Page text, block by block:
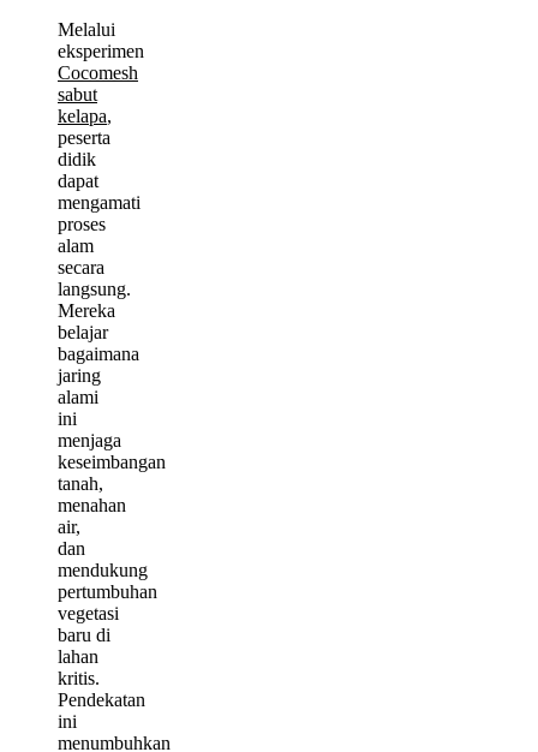
Melalui
eksperimen
Cocomesh
sabut
kelapa,
peserta
didik
dapat
mengamati
proses
alam
secara
langsung.
Mereka
belajar
bagaimana
jaring
alami
ini
menjaga
keseimbangan
tanah,
menahan
air,
dan
mendukung
pertumbuhan
vegetasi
baru di
lahan
kritis.
Pendekatan
ini
menumbuhkan